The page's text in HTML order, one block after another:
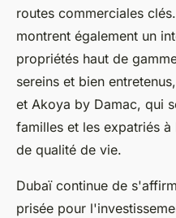
routes commerciales
montrent également un
propriétés haut de
sereins et bien
et Akoya by Damac, qui
familles et les expatriés
de qualité de vie.
Dubaï continue de
prisée pour